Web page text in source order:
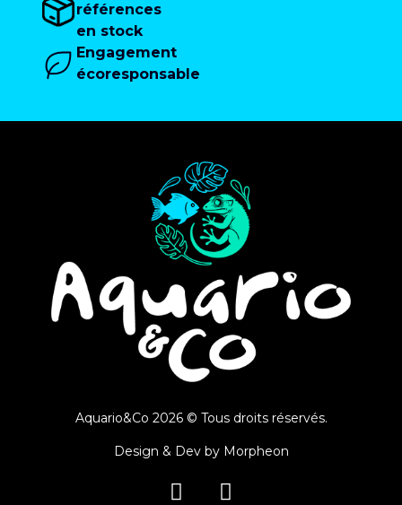
références
en stock
Engagement
écoresponsable
Aquario&Co 2026 © Tous droits réservés.
Design & Dev by Morpheon